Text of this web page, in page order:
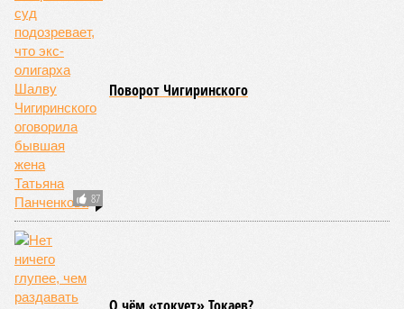
Аномальная жара вынудила остановить
единственную АЭС Венгрии
Новости smi2.ru
ЕЩЕ ИЗ РАЗДЕЛА «ОБЩЕСТВО»